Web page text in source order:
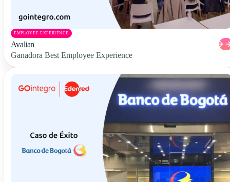
EMPLOYEE EXPERIENCE
Avalian
Ganadora Best Employee Experience